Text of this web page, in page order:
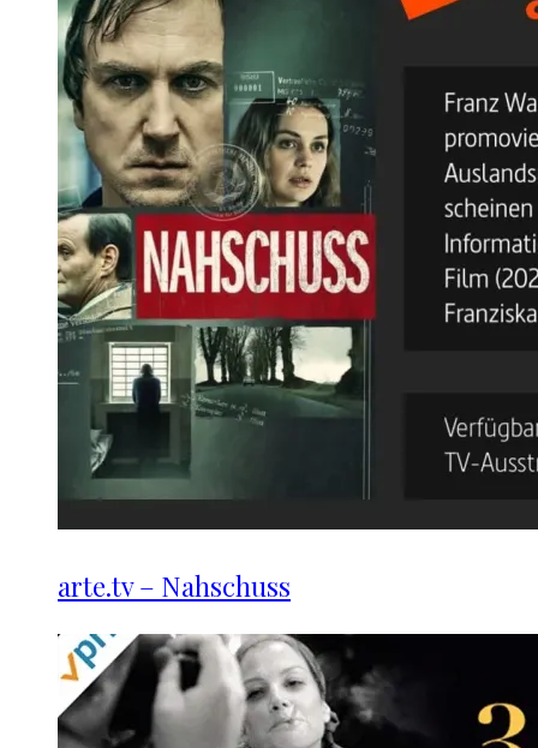
arte.tv – Nahschuss